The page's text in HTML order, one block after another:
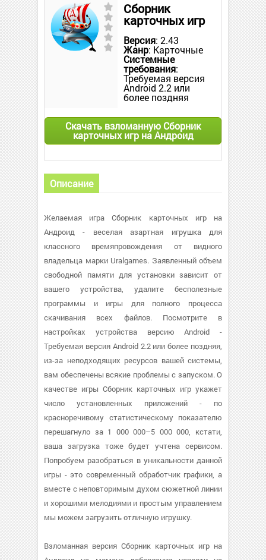
Сборник
карточных игр
Версия: 2.43
Жанр: Карточные
Системные
требования:
Требуемая версия
Android 2.2 или
более поздняя
Скачать взломанную Сборник
карточных игр на Андроид
Описание
Желаемая игра Сборник карточных игр на
Андроид - веселая азартная игрушка для
классного времяпровождения от видного
владельца марки Uralgames. Заявленный объем
свободной памяти для установки зависит от
вашего устройства, удалите бесполезные
программы и игры для полного процесса
скачивания всех файлов. Посмотрите в
настройках устройства версию Android -
Требуемая версия Android 2.2 или более поздняя,
из-за неподходящих ресурсов вашей системы,
вам обеспечены всякие проблемы с запуском. О
качестве игры Сборник карточных игр укажет
число установленных приложений - по
красноречивому статистическому показателю
перешагнуло за 1 000 000–5 000 000, кстати,
ваша загрузка тоже будет учтена сервисом.
Попробуем разобраться в уникальности данной
игры - это современный обработчик графики, а
вместе с неповторимым духом сюжетной линии
и хорошими мелодиями и простым управлением
мы можем загрузить отличную игрушку.
Взломанная версия Сборник карточных игр на